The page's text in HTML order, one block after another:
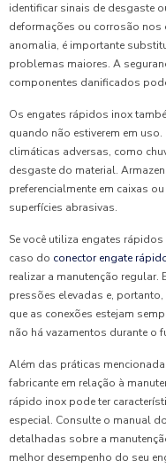
identificar sinais de desgaste
deformações ou corrosão nos
anomalia, é importante
problemas maiores. A
componentes danificados
Os engates rápidos inox
quando não estiverem em
climáticas adversas, como
desgaste do material.
preferencialmente em caixas
superfícies abrasivas.
Se você utiliza engates
caso do conector engate
realizar a manutenção
pressões elevadas e,
que as conexões estejam
não há vazamentos durante o
Além das práticas
fabricante em relação à
rápido inox pode ter
especial. Consulte o manual
detalhadas sobre a
melhor desempenho do seu